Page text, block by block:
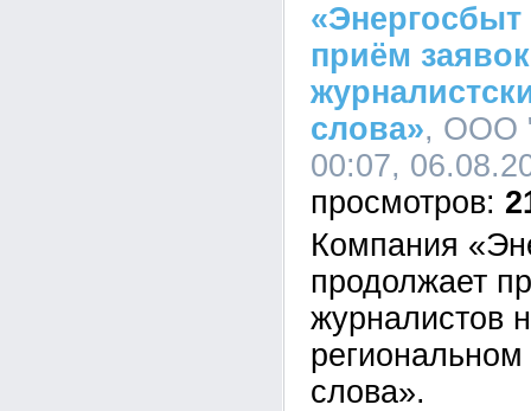
приём
слова», ООО
00:07,
Компания
продолжает
журналистов
слова».